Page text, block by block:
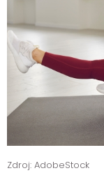
Zdroj: AdobeStock